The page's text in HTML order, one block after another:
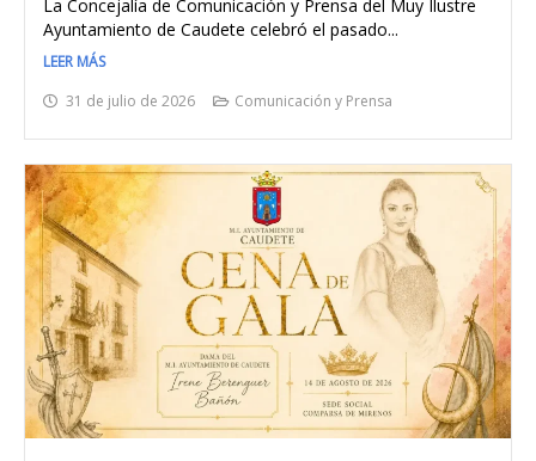
La Concejalía de Comunicación y Prensa del Muy Ilustre
Ayuntamiento de Caudete celebró el pasado...
LEER MÁS
31 de julio de 2026
Comunicación y Prensa